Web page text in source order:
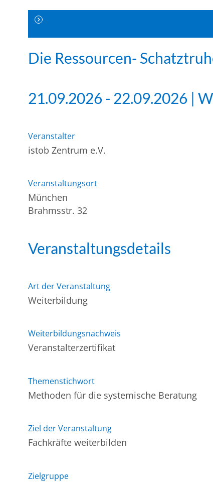
Die Ressourcen-
21.09.2026 - 22.09.2026 |
Veranstalter
istob Zentrum e.V.
Veranstaltungsort
München
Brahmsstr. 32
Veranstaltungsdetails
Art der Veranstaltung
Weiterbildung
Weiterbildungsnachweis
Veranstalterzertifikat
Themenstichwort
Methoden für die systemische Beratung
Ziel der Veranstaltung
Fachkräfte weiterbilden
Zielgruppe